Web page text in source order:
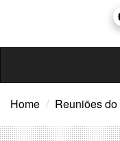
Home Reuniões do